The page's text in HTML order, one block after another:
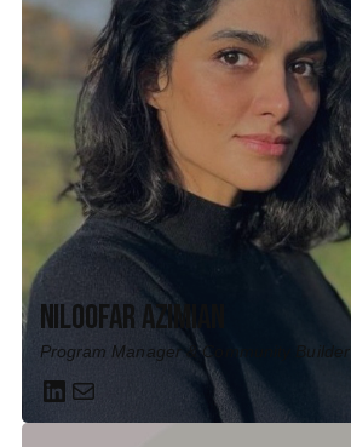
Niloofar Azimian
Program Manager & Community Builder
LinkedIn Mail